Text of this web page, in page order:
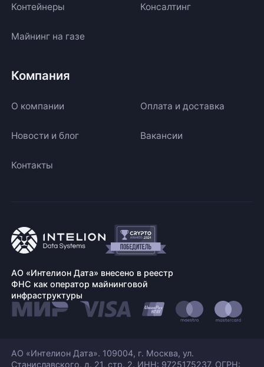
Контейнеры
Майнинг на газе
Консалтинг
Компания
О компании Оплата и доставка
Новости и блог Вакансии
Контакты
АО «Интелион Дата» внесено в реестр
ФНС как оператор майнинговой
инфраструктуры
АО «Интелион Дата». 109004, г. Москва, ул.
Станиславского, д. 21, стр. 2. ИНН: 9725175237, ОГРН: